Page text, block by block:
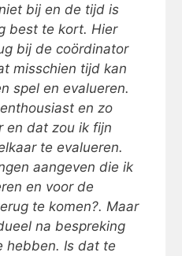
bij en de tijd is
best te kort. Hier
bij de coördinator
misschien tijd kan
spel en evalueren.
en zo
en dat zou ik fijn
te evalueren.
aangeven die ik
en voor de
te komen?. Maar
na bespreking
hebben. Is dat te